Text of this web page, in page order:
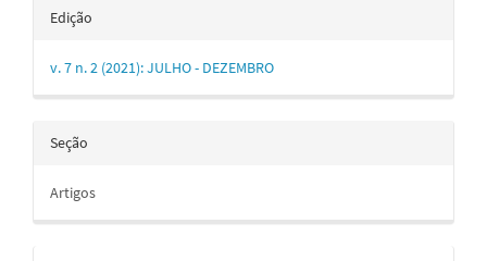
Edição
v. 7 n. 2 (2021): JULHO - DEZEMBRO
Seção
Artigos